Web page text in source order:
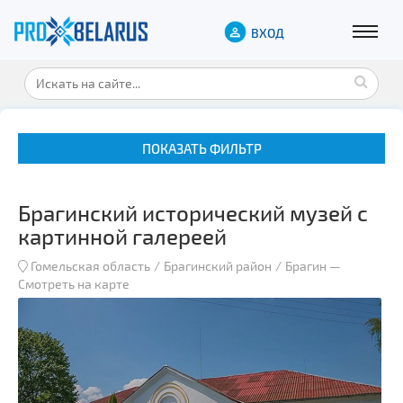
ВХОД
ПОКАЗАТЬ ФИЛЬТР
Замки и дворцы
Военная история
Гражданская архитектура
Брагинский исторический музей с
картинной галереей
Гомельская область Брагинский район Брагин —
Смотреть на карте